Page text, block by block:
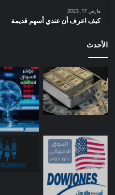
مارس 17, 2023
كيف اعرف أن عندي أسهم قديمة
الأحدث